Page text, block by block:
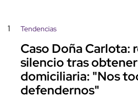
1 Tendencias
Caso Doña Carlota:
silencio tras
domiciliaria: "Nos
defendernos"